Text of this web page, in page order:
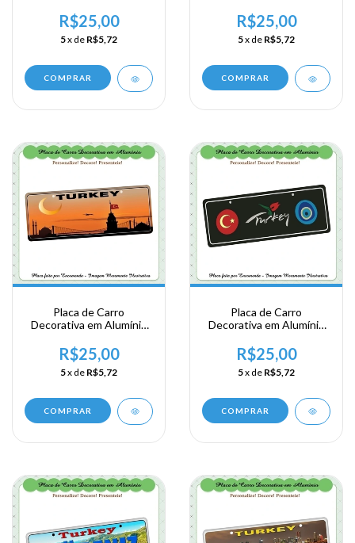
Viagem a Turquia
Istanbul Turkey
R$25,00
5x de R$5,72
COMPRAR
Viagem a Valley
Capadocia na Turquia
Turkey
R$25,00
5x de R$5,72
COMPRAR
Placa de Carro
Decorativa em Alumínio
Viagem a Turquia Turkey
R$25,00
5x de R$5,72
COMPRAR
Placa de Carro
Decorativa em Alumínio
Viagem a Turquia Turkey
R$25,00
5x de R$5,72
COMPRAR